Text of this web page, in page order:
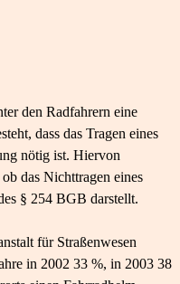
den Radfahrern eine
dass das Tragen eines
nötig ist. Hiervon
das Nichttragen eines
§ 254 BGB darstellt.
für Straßenwesen
in 2002 33 %, in 2003 38